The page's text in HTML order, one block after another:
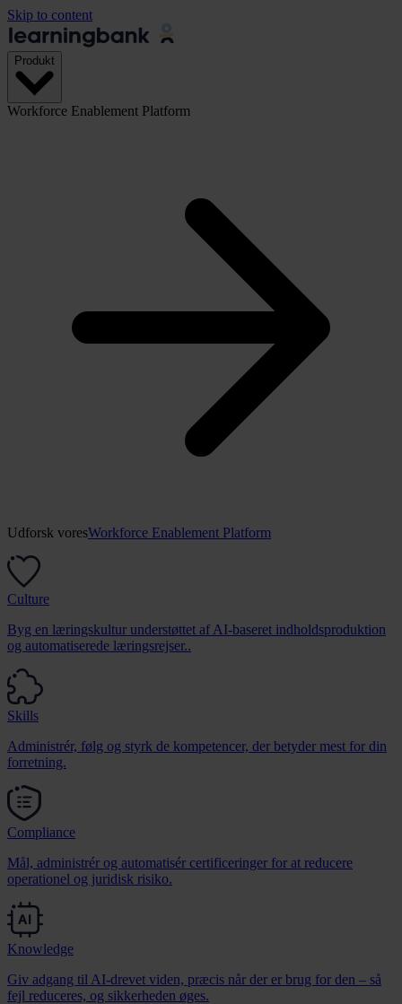
Skip to content
Produkt
Workforce Enablement Platform
Udforsk voresWorkforce Enablement Platform
Culture
Byg en læringskultur understøttet af AI-baseret indholdsproduktion
og automatiserede læringsrejser..
Skills
Administrér, følg og styrk de kompetencer, der betyder mest for din
forretning.
Compliance
Mål, administrér og automatisér certificeringer for at reducere
operationel og juridisk risiko.
Knowledge
Giv adgang til AI-drevet viden, præcis når der er brug for den – så
fejl reduceres, og sikkerheden øges.